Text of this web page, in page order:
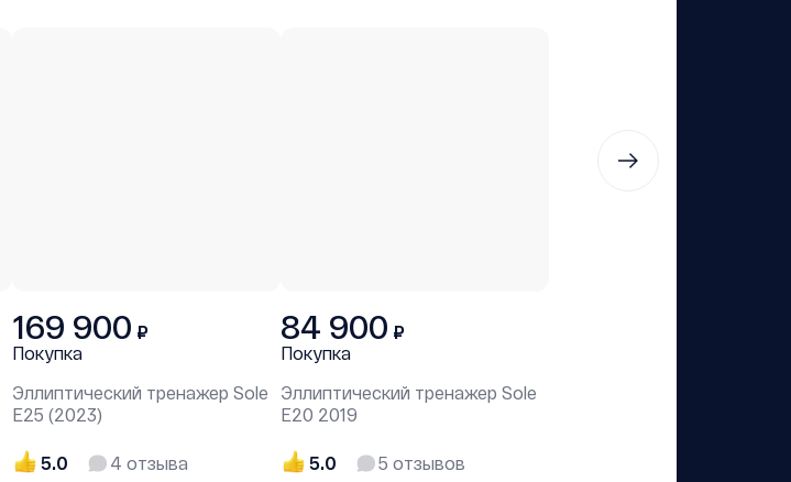
169 900 ₽
Покупка
Эллиптический тренажер Sole
Е25 (2023)
5.0 4 отзыва
84 900 ₽
Покупка
Эллиптический тренажер Sole
E20 2019
5.0 5 отзывов